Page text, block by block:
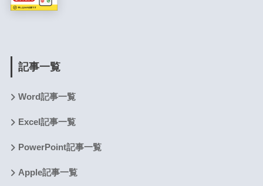
記事一覧
Word記事一覧
Excel記事一覧
PowerPoint記事一覧
Apple記事一覧